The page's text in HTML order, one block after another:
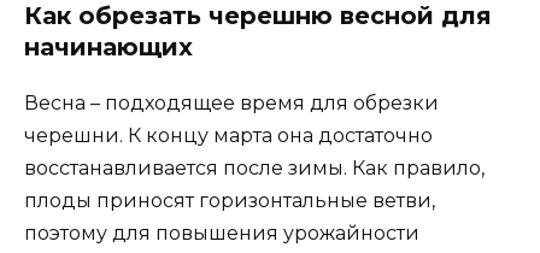
Как обрезать черешню весной для
начинающих
Весна – подходящее время для обрезки
черешни. К концу марта она достаточно
восстанавливается после зимы. Как правило,
плоды приносят горизонтальные ветви,
поэтому для повышения урожайности